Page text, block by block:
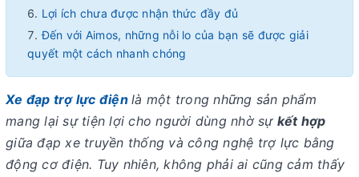
Lợi ích chưa được nhận thức đầy đủ
Đến với Aimos, những nỗi lo của bạn sẽ được giải
quyết một cách nhanh chóng
Xe đạp trợ lực điện là một trong những sản phẩm
mang lại sự tiện lợi cho người dùng nhờ sự kết hợp
giữa đạp xe truyền thống và công nghệ trợ lực bằng
động cơ điện. Tuy nhiên, không phải ai cũng cảm thấy